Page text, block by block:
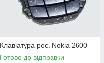
Клавіатура рос. Nokia 2600
Готово до відправки